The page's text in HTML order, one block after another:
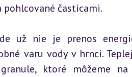
časticami.
už nie je prenos
varu vody v hrnci.
ktoré môžeme na